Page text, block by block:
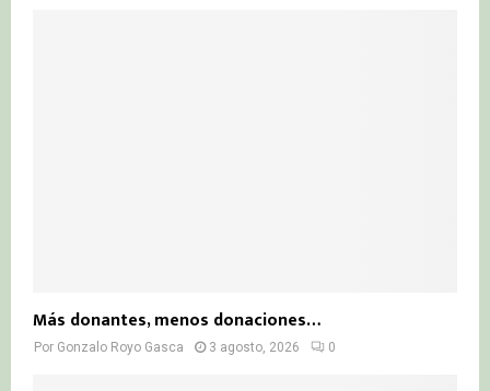
Más donantes, menos donaciones…
Por Gonzalo Royo Gasca 3 agosto, 2026 0